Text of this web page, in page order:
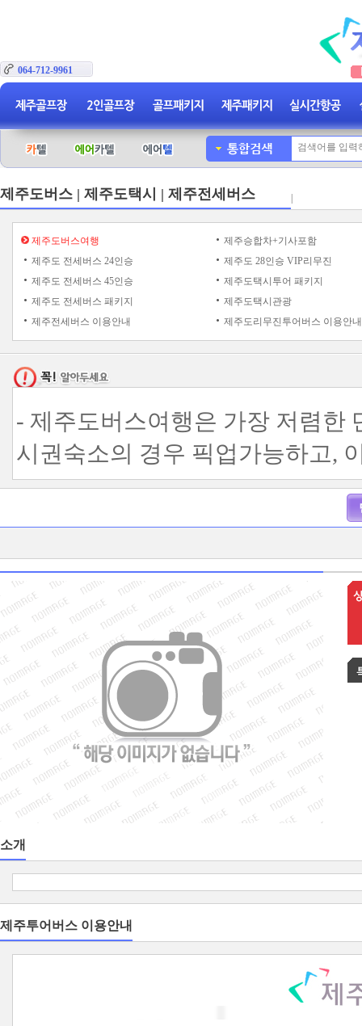
064-712-9961
제주도버스 | 제주도택시 | 제주전세버스
제주도버스여행
제주승합차+기사포함
제주도 전세버스 24인승
제주도 28인승 VIP리무진
제주도 전세버스 45인승
제주도택시투어 패키지
제주도 전세버스 패키지
제주도택시관광
제주전세버스 이용안내
제주도리무진투어버스 이용안내
- 제주도버스여행은 가장 저렴한
시권숙소의 경우 픽업가능하고,
에서 미팅하시면 됩니다.
- 제주도버스여행 이용시 노팁
다.)
- 제주전세버스 이용시 기사님
일 5만원의 수고비 별도입니다. (
- 제주택시투어 이용시 기사님
일 3만원의 수고비 별도입니다.
- 제주택시투어는 제주관광지를
서 중간에 골프/올레길/등반이
합니다.
소개
제주투어버스 이용안내